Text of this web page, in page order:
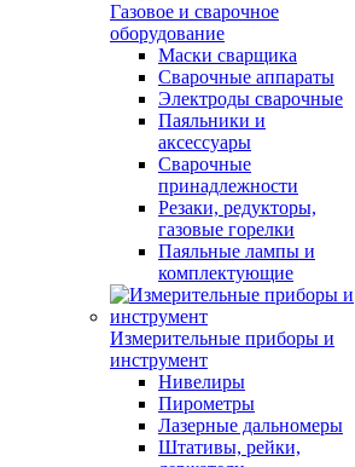
Газовое и сварочное
оборудование
Маски сварщика
Сварочные аппараты
Электроды сварочные
Паяльники и
аксессуары
Сварочные
принадлежности
Резаки, редукторы,
газовые горелки
Паяльные лампы и
комплектующие
Измерительные приборы и
инструмент
Нивелиры
Пирометры
Лазерные дальномеры
Штативы, рейки,